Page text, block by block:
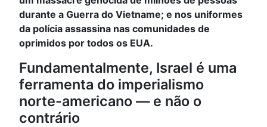
durante a Guerra do Vietname; e nos uniformes
da polícia assassina nas comunidades de
oprimidos por todos os EUA.
Fundamentalmente, Israel é uma
ferramenta do imperialismo
norte-americano — e não o
contrário